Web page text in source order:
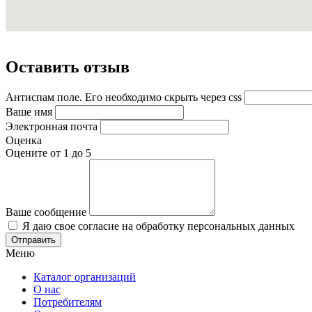
Оставить отзыв
Антиспам поле. Его необходимо скрыть через css
Ваше имя
Электронная почта
Оценка
Оцените от 1 до 5
Ваше сообщение
Я даю свое согласие на обработку персональных данных
Меню
Каталог организаций
О нас
Потребителям